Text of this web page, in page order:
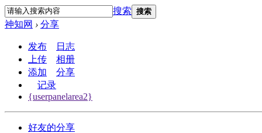
搜索 搜索
神知网 › 分享
发布
日志
上传
相册
添加
分享
记录
{userpanelarea2}
好友的分享